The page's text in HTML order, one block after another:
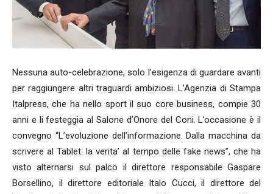
Nessuna auto-celebrazione, solo l’esigenza di guardare avanti
per raggiungere altri traguardi ambiziosi. L’Agenzia di Stampa
Italpress, che ha nello sport il suo core business, compie 30
anni e li festeggia al Salone d’Onore del Coni. L’occasione è il
convegno “L’evoluzione dell’informazione. Dalla macchina da
scrivere al Tablet: la verita’ al tempo delle fake news”, che ha
visto alternarsi sul palco il direttore responsabile Gaspare
Borsellino, il direttore editoriale Italo Cucci, il direttore del